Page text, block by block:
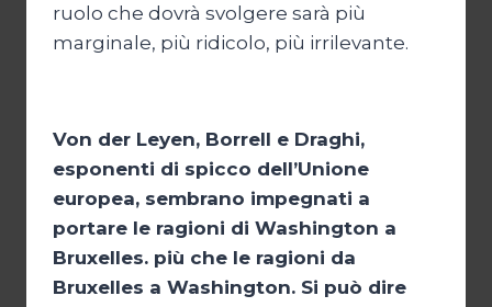
ruolo che dovrà svolgere sarà più
marginale, più ridicolo, più irrilevante.
Von der Leyen, Borrell e Draghi,
esponenti di spicco dell’Unione
europea, sembrano impegnati a
portare le ragioni di Washington a
Bruxelles. più che le ragioni da
Bruxelles a Washington. Si può dire